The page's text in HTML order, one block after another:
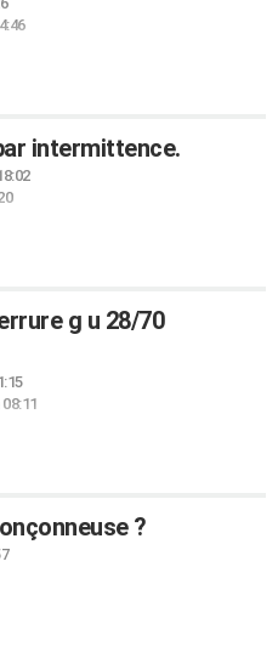
intermittence.
g u 28/70
?